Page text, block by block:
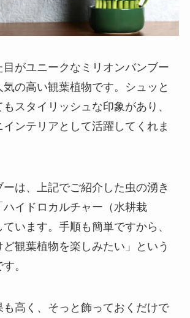
がユニークなミリオンバンブー
気の高い観葉植物です。シュッと
スタイリッシュな印象があり、
ンテリアとして活躍してくれま
ーは、上記でご紹介した虫の湧き
ハイドロカルチャー（水耕栽
います。手順も簡単ですから、
ど観葉植物を楽しみたい」という
。
も高く、そっと飾っておくだけで